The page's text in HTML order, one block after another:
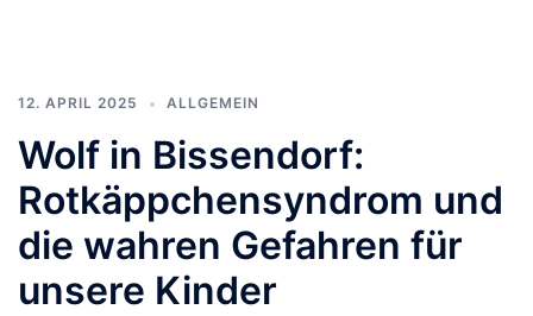
12. APRIL 2025 ALLGEMEIN
Wolf in Bissendorf:
Rotkäppchensyndrom und
die wahren Gefahren für
unsere Kinder